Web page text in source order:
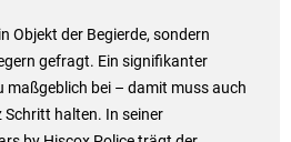
Objekt der Begierde, sondern
gefragt. Ein signifikanter
bei – damit muss auch
halten. In seiner